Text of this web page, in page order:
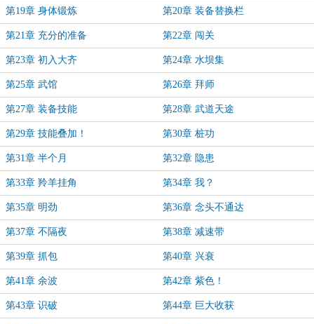
第19章 身体锻炼 第20章 装备替换栏
第21章 充分的准备 第22章 闯关
第23章 初入大齐 第24章 水坝集
第25章 武馆 第26章 拜师
第27章 装备技能 第28章 武道天途
第29章 技能叠加！ 第30章 桩功
第31章 半个月 第32章 隐患
第33章 羚羊挂角 第34章 我？
第35章 明劲 第36章 念头不通达
第37章 不隔夜 第38章 减速带
第39章 抓包 第40章 兴衰
第41章 余波 第42章 紫色！
第43章 识破 第44章 巨大收获